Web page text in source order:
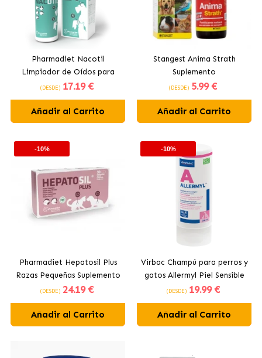
Pharmadiet Nacotil
Limpiador de Oídos para
Perros y Gatos
(DESDE) 17.19 €
Añadir al Carrito
Stangest Anima Strath
Suplemento
Reconstutuyente y
Perros y Gatos
(DESDE) 5.99 €
Añadir al Carrito
-10%
Pharmadiet Hepatosil Plus
Razas Pequeñas Suplemento
Hepático para Perros Mini
(DESDE) 24.19 €
Añadir al Carrito
-10%
Virbac Champú para perros y
gatos Allermyl Piel Sensible
Con Picor
(DESDE) 19.99 €
Añadir al Carrito